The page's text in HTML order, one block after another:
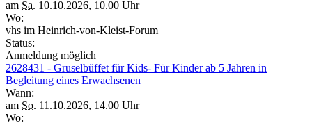
am Sa. 10.10.2026, 10.00 Uhr
Wo:
vhs im Heinrich-von-Kleist-Forum
Status:
Anmeldung möglich
2628431 - Gruselbüffet für Kids- Für Kinder ab 5 Jahren in
Begleitung eines Erwachsenen
Wann:
am So. 11.10.2026, 14.00 Uhr
Wo: